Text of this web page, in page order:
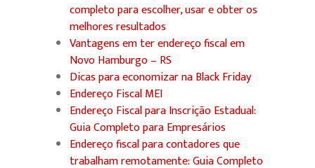
completo para escolher, usar e obter os
melhores resultados
Vantagens em ter endereço fiscal em
Novo Hamburgo – RS
Dicas para economizar na Black Friday
Endereço Fiscal MEI
Endereço Fiscal para Inscrição Estadual:
Guia Completo para Empresários
Endereço fiscal para contadores que
trabalham remotamente: Guia Completo